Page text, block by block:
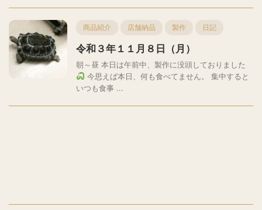
商品紹介 店舗納品 製作 日記
令和３年１１月８日（月）
朝～昼 本日は午前中、製作に没頭しておりました
今思えば本日、何も食べてません。 集中すると
いつも食事 ...